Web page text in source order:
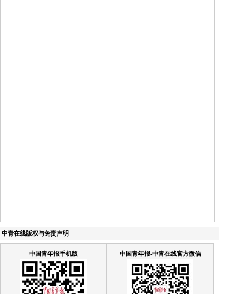
中青在线版权与免责声明
中国青年报手机版 中国青年报-中青在线官方微信